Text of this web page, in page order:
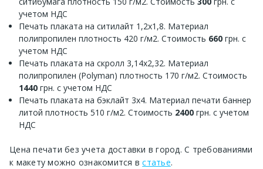
учетом НДС
Печать плаката на ситилайт 1,2х1,8. Материал
полипропилен плотность 420 г/м2. Стоимость 660 грн. с
учетом НДС
Печать плаката на скролл 3,14х2,32. Материал
полипропилен (Polyman) плотность 170 г/м2. Стоимость
1440 грн. с учетом НДС
Печать плаката на бэклайт 3х4. Материал печати баннер
литой плотность 510 г/м2. Стоимость 2400 грн. с учетом
НДС
Цена печати без учета доставки в город. С требованиями
к макету можно ознакомится встатье.